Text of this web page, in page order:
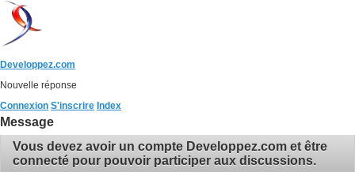
Developpez.com
Nouvelle réponse
Connexion S'inscrire Index
Message
Vous devez avoir un compte Developpez.com et être
connecté pour pouvoir participer aux discussions.